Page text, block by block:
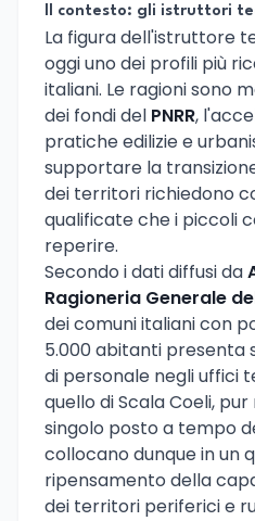
Il contesto: gli istruttori
La figura dell'istruttore
oggi uno dei profili più
italiani. Le ragioni sono
dei fondi del PNRR,
pratiche edilizie e
supportare la
dei territori richiedono
qualificate che i piccoli
reperire.
Secondo i dati diffusi da
Ragioneria Generale
dei comuni italiani con
5.000 abitanti presenta
di personale negli uffici
quello di Scala Coeli,
singolo posto a tempo
collocano dunque in un
ripensamento della
dei territori periferici e